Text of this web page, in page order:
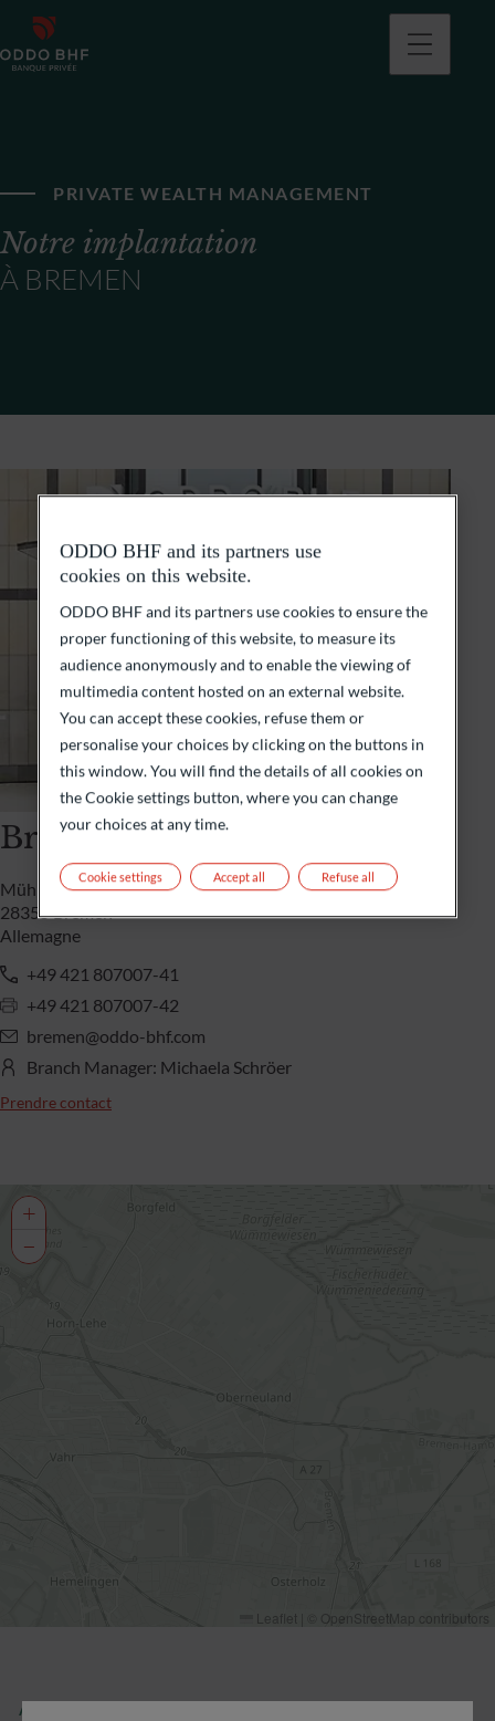
PRIVATE WEALTH MANAGEMENT
Notre implantation
À BREMEN
Bremen
Mühlenfeldstraße 33c
28355 Bremen
Allemagne
+49 421 807007-41
+49 421 807007-42
bremen@oddo-bhf.com
Branch Manager: Michaela Schröer
Prendre contact
+
−
Leaflet OpenStreetMap contributors
AUTRES BRANCHES
ODDO BHF and its partners use
cookies on this website.
ODDO BHF and its partners use cookies to ensure the
proper functioning of this website, to measure its
audience anonymously and to enable the viewing of
multimedia content hosted on an external website.
You can accept these cookies, refuse them or
personalise your choices by clicking on the buttons in
this window. You will find the details of all cookies on
the Cookie settings button, where you can change
your choices at any time.
Cookie settings Refuse all
Accept all